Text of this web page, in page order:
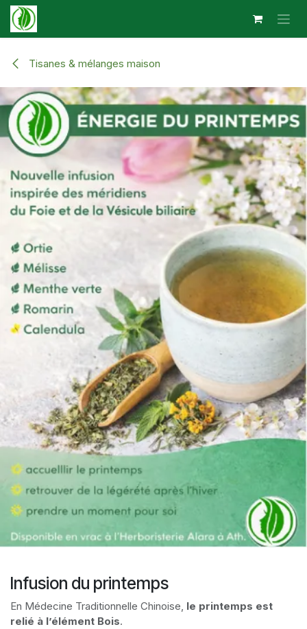
Se rendre au contenu
Tisanes & mélanges maison
Infusion du printemps
En Médecine Traditionnelle Chinoise, le printemps est
relié à l’élément Bois.